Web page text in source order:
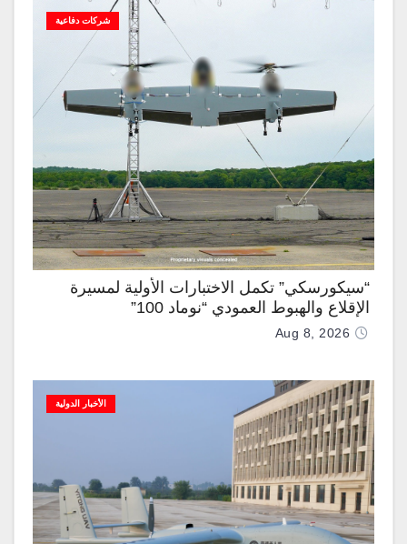
شركات دفاعية
“سيكورسكي” تكمل الاختبارات الأولية لمسيرة
الإقلاع والهبوط العمودي “نوماد 100”
Aug 8, 2026
الأخبار الدولية